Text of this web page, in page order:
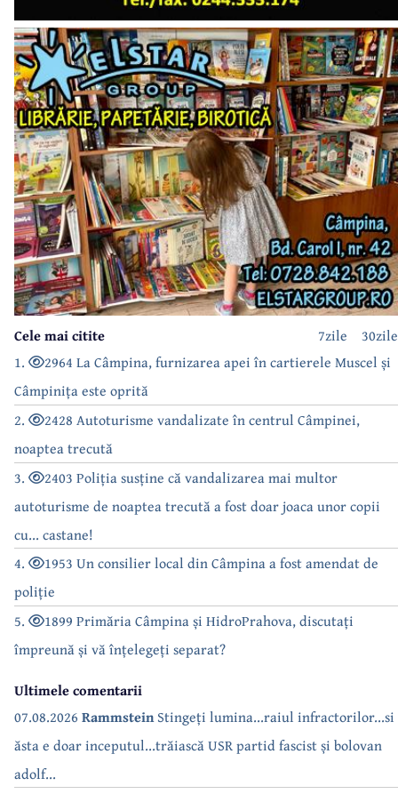
30zile
7zile
Cele mai citite
1.
2964 La Câmpina, furnizarea apei în cartierele Muscel și
Câmpinița este oprită
2.
2428 Autoturisme vandalizate în centrul Câmpinei,
noaptea trecută
3.
2403 Poliția susține că vandalizarea mai multor
autoturisme de noaptea trecută a fost doar joaca unor copii
cu... castane!
4.
1953 Un consilier local din Câmpina a fost amendat de
poliție
5.
1899 Primăria Câmpina și HidroPrahova, discutați
împreună și vă înțelegeți separat?
Ultimele comentarii
07.08.2026 RammsteinStingeți lumina...raiul infractorilor...si
ăsta e doar inceputul...trăiască USR partid fascist și bolovan
adolf...